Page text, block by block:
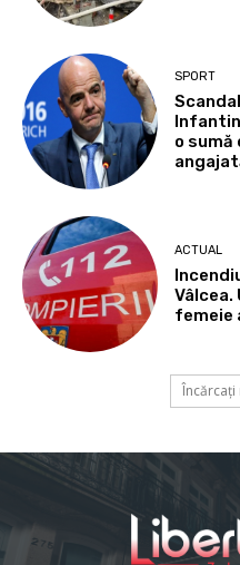
SPORT
o
ACTUAL
Vâlcea.
femeie
Încărcați